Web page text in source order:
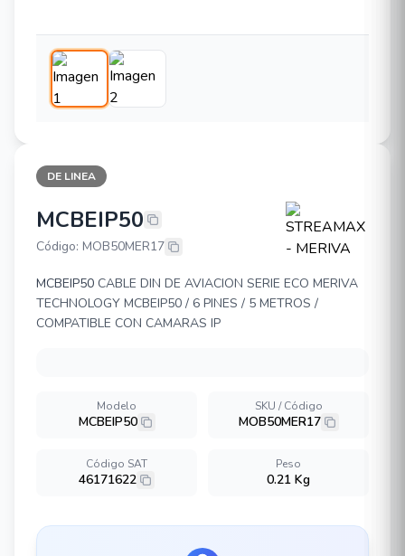
DE LINEA
STREAMAX - MERIVA MCBEIP50
MCBEIP50
Código: MOB50MER17
MCBEIP50 CABLE DIN DE AVIACION SERIE ECO MERIVA
TECHNOLOGY MCBEIP50 / 6 PINES / 5 METROS /
COMPATIBLE CON CAMARAS IP
Modelo
MCBEIP50
SKU / Código
MOB50MER17
Código SAT
46171622
Peso
0.21 Kg